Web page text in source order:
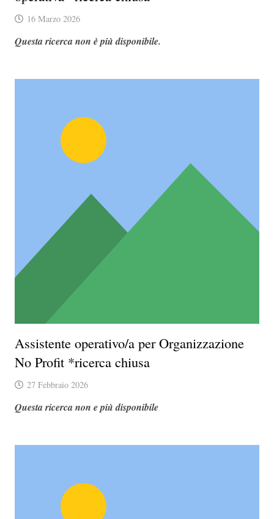
16 Marzo 2026
Questa ricerca non è più disponibile.
Assistente operativo/a per Organizzazione
No Profit *ricerca chiusa
27 Febbraio 2026
Questa ricerca non e più disponibile